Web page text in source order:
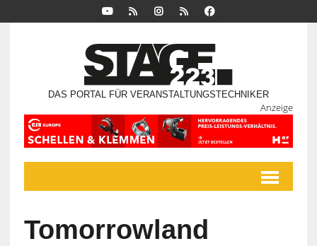
DAS PORTAL FÜR VERANSTALTUNGSTECHNIKER
Anzeige
Tomorrowland